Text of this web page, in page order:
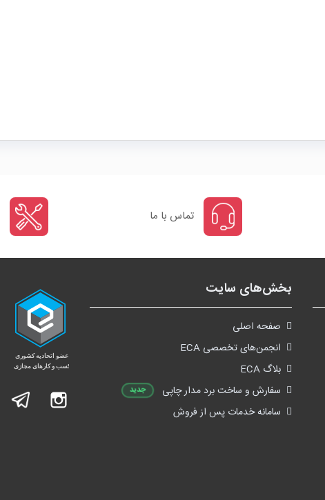
تماس با ما
بخش‌های سایت
صفحه اصلی
انجمن‌های تخصصی ECA
بلاگ ECA
سفارش و ساخت برد مدار چاپی
جدید
سامانه خدمات پس از فروش
اینستاگرام